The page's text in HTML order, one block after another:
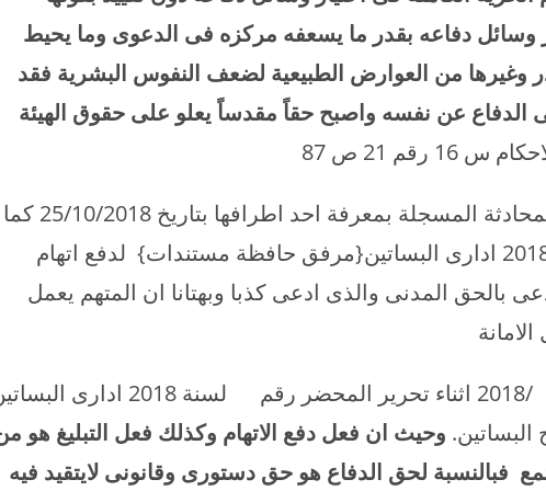
وسائل دفاعه بقدر ما يسعفه مركزه فى الدعوى وما يحيط
من العوارض الطبيعية لضعف النفوس البشرية فقد
عن نفسه واصبح حقاً مقدساً يعلو على حقوق الهيئة
وما كان من المتهم إلا ان استخدم تلك المحادثة المسجلة بمعرفة احد اطرافها بتاريخ 25/10/2018 كما
هو ثابت باوراق المحضر رقم لسنة 2018 ادارى البساتين{مرفق حافظة مستندات} لدفع اتهام
بالحق المدنى والذى ادعى كذبا وبهتانا ان المتهم يعمل
واستخدمها المتهم بتاريخ لاحق تحديدا / /2018 اثناء تحرير المحضر رقم لسنة 2018
وحيث ان فعل دفع الاتهام وكذلك فعل التبليغ هو
فبالنسبة لحق الدفاع هو حق دستورى وقانونى لايتقيد فيه